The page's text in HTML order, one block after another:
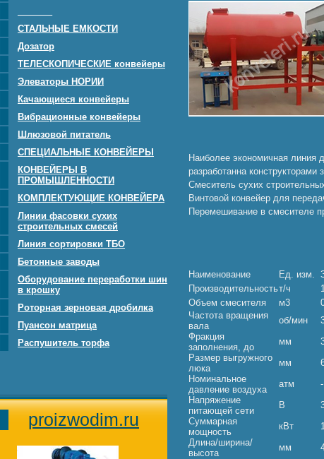
СТАЛЬНЫЕ ЕМКОСТИ
Дозатор
ТЕЛЕСКОПИЧЕСКИЕ конвейеры
Элеваторы НОРИИ
Качающиеся конвейеры
Вибрационные конвейеры
Шлюзовой питатель
СПЕЦИАЛЬНЫЕ КОНВЕЙЕРЫ
КОНВЕЙЕРЫ В
ПРОМЫШЛЕННОСТИ
КОМПЛЕКТУЮЩИЕ КОНВЕЙЕРА
Линии фасовки сухих
строительных смесей
Линия сортировки ТБО
Бетонные заводы
Оборудование переработки шин
в крошку
Роторная зерновая дробилка
Пуансон матрица
Распушитель торфа
proizwodim.ru
Наиболее экономичная линия
разработанна
Смеситель сухих
Винтовой конвейер для
Перемешивание в смесителе
Наименование Ед. изм.
Производительностьт/ч
Объем смесителя
м3
Частота вращения
вала
об/мин
Фракция
заполнения, до
мм
Размер выгружного
люка
мм
Номинальное
давление воздуха
атм
-
Напряжение
питающей сети
В
Суммарная
мощность
кВт
Длина/ширина/
высота
мм